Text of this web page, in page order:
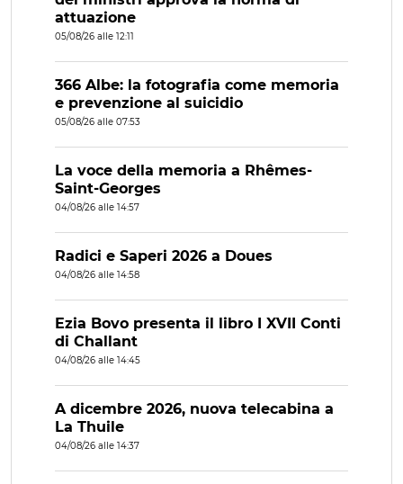
attuazione
05/08/26 alle 12:11
366 Albe: la fotografia come memoria
e prevenzione al suicidio
05/08/26 alle 07:53
La voce della memoria a Rhêmes-
Saint-Georges
04/08/26 alle 14:57
Radici e Saperi 2026 a Doues
04/08/26 alle 14:58
Ezia Bovo presenta il libro I XVII Conti
di Challant
04/08/26 alle 14:45
A dicembre 2026, nuova telecabina a
La Thuile
04/08/26 alle 14:37